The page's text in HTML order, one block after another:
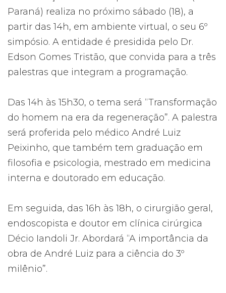
Paraná) realiza no próximo sábado (18), a
partir das 14h, em ambiente virtual, o seu 6º
simpósio. A entidade é presidida pelo Dr.
Edson Gomes Tristão, que convida para a três
palestras que integram a programação.
Das 14h às 15h30, o tema será “Transformação
do homem na era da regeneração”. A palestra
será proferida pelo médico André Luiz
Peixinho, que também tem graduação em
filosofia e psicologia, mestrado em medicina
interna e doutorado em educação.
Em seguida, das 16h às 18h, o cirurgião geral,
endoscopista e doutor em clínica cirúrgica
Décio Iandoli Jr. Abordará “A importância da
obra de André Luiz para a ciência do 3º
milênio”.